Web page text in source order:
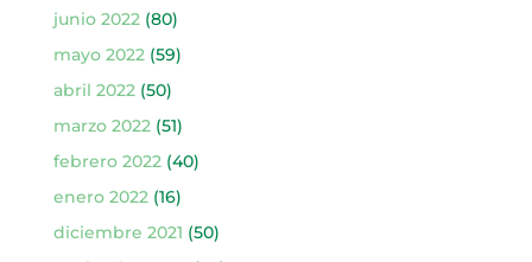
junio 2022(80)
mayo 2022(59)
abril 2022(50)
marzo 2022(51)
febrero 2022(40)
enero 2022(16)
diciembre 2021 (50)